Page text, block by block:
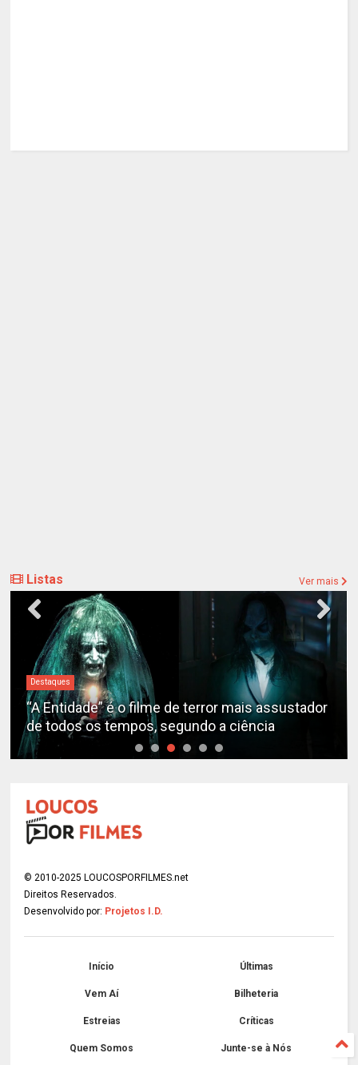
Listas Ver mais
Destaques
“A Entidade” é o filme de terror mais assustador
de todos os tempos, segundo a ciência
© 2010-2025 LOUCOSPORFILMES.net
Direitos Reservados.
Desenvolvido por: Projetos I.D.
Início Últimas
Vem Aí Bilheteria
Estreias Críticas
Quem Somos Junte-se à Nós